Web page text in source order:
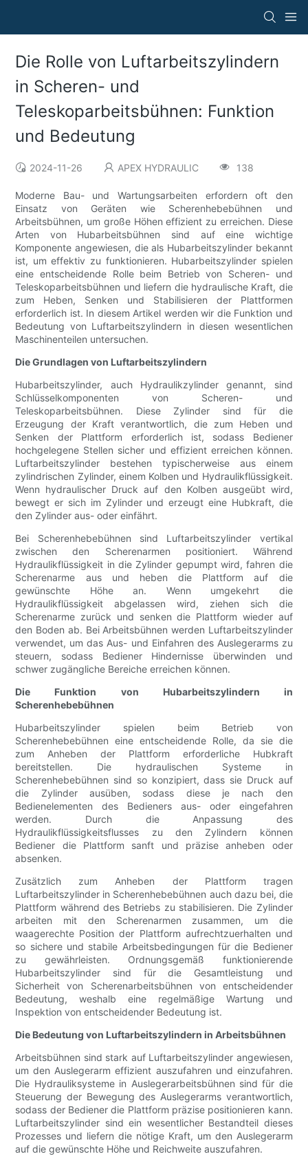
Die Rolle von Luftarbeitszylindern
in Scheren- und
Teleskoparbeitsbühnen: Funktion
und Bedeutung
2024-11-26 APEX HYDRAULIC 138
Moderne Bau- und Wartungsarbeiten erfordern oft den
Einsatz von Geräten wie Scherenhebebühnen und
Arbeitsbühnen, um große Höhen effizient zu erreichen. Diese
Arten von Hubarbeitsbühnen sind auf eine wichtige
Komponente angewiesen, die als Hubarbeitszylinder bekannt
ist, um effektiv zu funktionieren. Hubarbeitszylinder spielen
eine entscheidende Rolle beim Betrieb von Scheren- und
Teleskoparbeitsbühnen und liefern die hydraulische Kraft, die
zum Heben, Senken und Stabilisieren der Plattformen
erforderlich ist. In diesem Artikel werden wir die Funktion und
Bedeutung von Luftarbeitszylindern in diesen wesentlichen
Maschinenteilen untersuchen.
Die Grundlagen von Luftarbeitszylindern
Hubarbeitszylinder, auch Hydraulikzylinder genannt, sind
Schlüsselkomponenten von Scheren- und
Teleskoparbeitsbühnen. Diese Zylinder sind für die
Erzeugung der Kraft verantwortlich, die zum Heben und
Senken der Plattform erforderlich ist, sodass Bediener
hochgelegene Stellen sicher und effizient erreichen können.
Luftarbeitszylinder bestehen typischerweise aus einem
zylindrischen Zylinder, einem Kolben und Hydraulikflüssigkeit.
Wenn hydraulischer Druck auf den Kolben ausgeübt wird,
bewegt er sich im Zylinder und erzeugt eine Hubkraft, die
den Zylinder aus- oder einfährt.
Bei Scherenhebebühnen sind Luftarbeitszylinder vertikal
zwischen den Scherenarmen positioniert. Während
Hydraulikflüssigkeit in die Zylinder gepumpt wird, fahren die
Scherenarme aus und heben die Plattform auf die
gewünschte Höhe an. Wenn umgekehrt die
Hydraulikflüssigkeit abgelassen wird, ziehen sich die
Scherenarme zurück und senken die Plattform wieder auf
den Boden ab. Bei Arbeitsbühnen werden Luftarbeitszylinder
verwendet, um das Aus- und Einfahren des Auslegerarms zu
steuern, sodass Bediener Hindernisse überwinden und
schwer zugängliche Bereiche erreichen können.
Die Funktion von Hubarbeitszylindern in
Scherenhebebühnen
Hubarbeitszylinder spielen beim Betrieb von
Scherenhebebühnen eine entscheidende Rolle, da sie die
zum Anheben der Plattform erforderliche Hubkraft
bereitstellen. Die hydraulischen Systeme in
Scherenhebebühnen sind so konzipiert, dass sie Druck auf
die Zylinder ausüben, sodass diese je nach den
Bedienelementen des Bedieners aus- oder eingefahren
werden. Durch die Anpassung des
Hydraulikflüssigkeitsflusses zu den Zylindern können
Bediener die Plattform sanft und präzise anheben oder
absenken.
Zusätzlich zum Anheben der Plattform tragen
Luftarbeitszylinder in Scherenhebebühnen auch dazu bei, die
Plattform während des Betriebs zu stabilisieren. Die Zylinder
arbeiten mit den Scherenarmen zusammen, um die
waagerechte Position der Plattform aufrechtzuerhalten und
so sichere und stabile Arbeitsbedingungen für die Bediener
zu gewährleisten. Ordnungsgemäß funktionierende
Hubarbeitszylinder sind für die Gesamtleistung und
Sicherheit von Scherenarbeitsbühnen von entscheidender
Bedeutung, weshalb eine regelmäßige Wartung und
Inspektion von entscheidender Bedeutung ist.
Die Bedeutung von Luftarbeitszylindern in Arbeitsbühnen
Arbeitsbühnen sind stark auf Luftarbeitszylinder angewiesen,
um den Auslegerarm effizient auszufahren und einzufahren.
Die Hydrauliksysteme in Auslegerarbeitsbühnen sind für die
Steuerung der Bewegung des Auslegerarms verantwortlich,
sodass der Bediener die Plattform präzise positionieren kann.
Luftarbeitszylinder sind ein wesentlicher Bestandteil dieses
Prozesses und liefern die nötige Kraft, um den Auslegerarm
auf die gewünschte Höhe und Reichweite auszufahren.